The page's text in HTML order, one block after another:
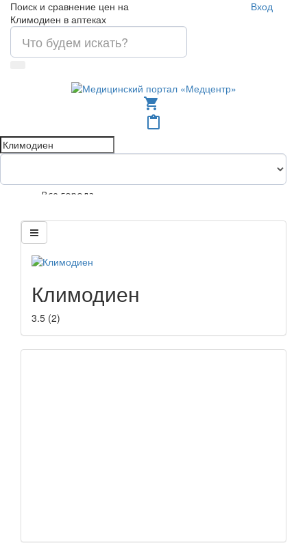
Поиск и сравнение цен на
Климодиен в аптеках
Вход
shopping_cart
content_paste
Все города
Климодиен
3.5 (2)